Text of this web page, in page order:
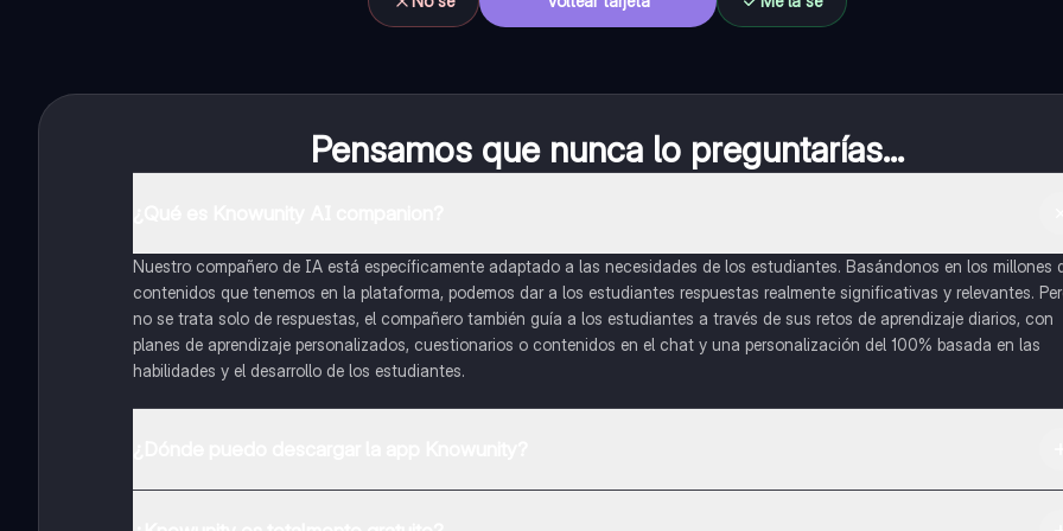
Pensamos que nunca lo preguntarías...
Nuestro compañero de IA está específicamente adaptado a las necesidades de los estudiantes. Basándonos en los millones
contenidos que tenemos en la plataforma, podemos dar a los estudiantes respuestas realmente significativas y relevantes.
no se trata solo de respuestas, el compañero también guía a los estudiantes a través de sus retos de aprendizaje diarios, con
planes de aprendizaje personalizados, cuestionarios o contenidos en el chat y una personalización del 100% basada en las
habilidades y el desarrollo de los estudiantes.